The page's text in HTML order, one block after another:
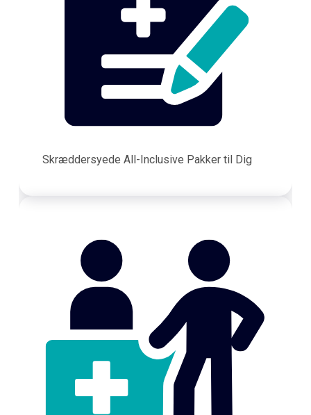
Skræddersyede All-Inclusive Pakker til Dig